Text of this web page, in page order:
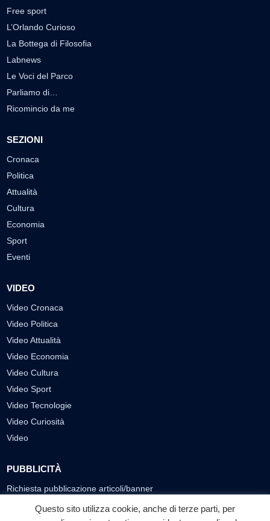
Free sport
L’Orlando Curioso
La Bottega di Filosofia
Labnews
Le Voci del Parco
Parliamo di…
Ricomincio da me
SEZIONI
Cronaca
Politica
Attualità
Cultura
Economia
Sport
Eventi
VIDEO
Video Cronaca
Video Politica
Video Attualità
Video Economia
Video Cultura
Video Sport
Video Tecnologie
Video Curiosità
Video
PUBBLICITÀ
Richiesta pubblicazione articoli/banner
SEGUICI SUI SOCIAL
Questo sito utilizza cookie, anche di terze parti, per